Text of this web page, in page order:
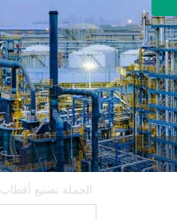
الجملة تصنيع